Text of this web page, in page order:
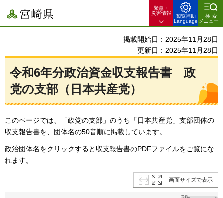
宮崎県
緊急・
災害情報
閲覧補助
Language
検索
メニュー
掲載開始日：2025年11月28日
更新日：2025年11月28日
令和6年分政治資金収支報告書
政
党の支部（日本共産党）
このページでは、「政党の支部」のうち「日本共産党」支部団体の
収支報告書を、団体名の50音順に掲載しています。
政治団体名をクリックすると収支報告書のPDFファイルをご覧にな
れます。
画面サイズで表示